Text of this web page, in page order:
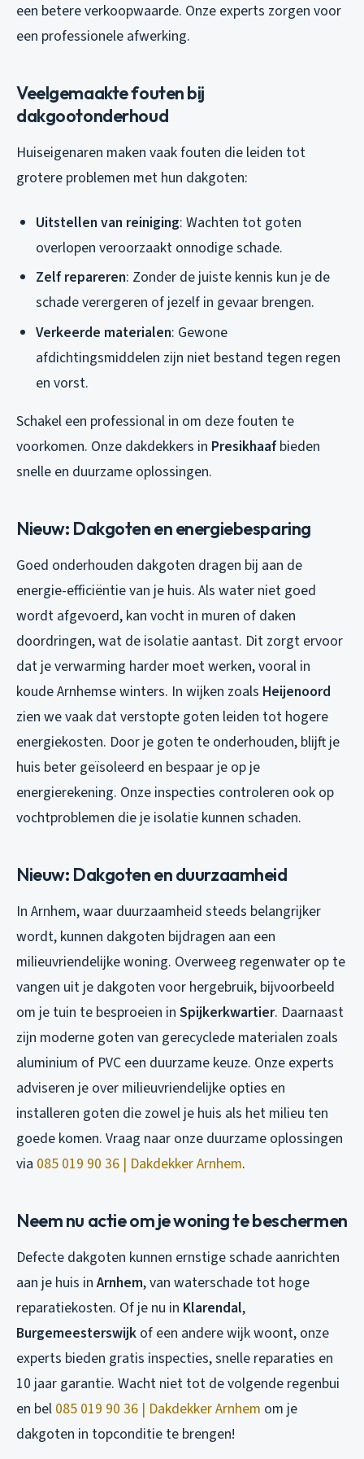
een betere verkoopwaarde. Onze experts zorgen voor
een professionele afwerking.
Veelgemaakte fouten bij
dakgootonderhoud
Huiseigenaren maken vaak fouten die leiden tot
grotere problemen met hun dakgoten:
Uitstellen van reiniging: Wachten tot goten
overlopen veroorzaakt onnodige schade.
Zelf repareren: Zonder de juiste kennis kun je de
schade verergeren of jezelf in gevaar brengen.
Verkeerde materialen: Gewone
afdichtingsmiddelen zijn niet bestand tegen regen
en vorst.
Schakel een professional in om deze fouten te
voorkomen. Onze dakdekkers in Presikhaafbieden
snelle en duurzame oplossingen.
Nieuw: Dakgoten en energiebesparing
Goed onderhouden dakgoten dragen bij aan de
energie-efficiëntie van je huis. Als water niet goed
wordt afgevoerd, kan vocht in muren of daken
doordringen, wat de isolatie aantast. Dit zorgt ervoor
dat je verwarming harder moet werken, vooral in
koude Arnhemse winters. In wijken zoals Heijenoord
zien we vaak dat verstopte goten leiden tot hogere
energiekosten. Door je goten te onderhouden, blijft je
huis beter geïsoleerd en bespaar je op je
energierekening. Onze inspecties controleren ook op
vochtproblemen die je isolatie kunnen schaden.
Nieuw: Dakgoten en duurzaamheid
In Arnhem, waar duurzaamheid steeds belangrijker
wordt, kunnen dakgoten bijdragen aan een
milieuvriendelijke woning. Overweeg regenwater op te
vangen uit je dakgoten voor hergebruik, bijvoorbeeld
om je tuin te besproeien in Spijkerkwartier. Daarnaast
zijn moderne goten van gerecyclede materialen zoals
aluminium of PVC een duurzame keuze. Onze experts
adviseren je over milieuvriendelijke opties en
installeren goten die zowel je huis als het milieu ten
goede komen. Vraag naar onze duurzame oplossingen
via 085 019 90 36 | Dakdekker Arnhem.
Neem nu actie om je woning te beschermen
Defecte dakgoten kunnen ernstige schade aanrichten
aan je huis in Arnhem, van waterschade tot hoge
reparatiekosten. Of je nu in Klarendal,
Burgemeesterswijk of een andere wijk woont, onze
experts bieden gratis inspecties, snelle reparaties en
10 jaar garantie. Wacht niet tot de volgende regenbui
en bel 085 019 90 36 | Dakdekker Arnhem om je
dakgoten in topconditie te brengen!